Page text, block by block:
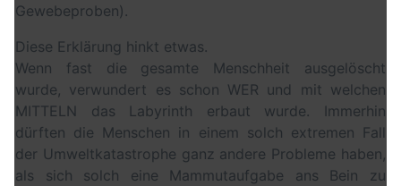
Gewebeproben).
Diese Erklärung hinkt etwas.
Wenn fast die gesamte Menschheit ausgelöscht
wurde, verwundert es schon WER und mit welchen
MITTELN das Labyrinth erbaut wurde. Immerhin
dürften die Menschen in einem solch extremen Fall
der Umweltkatastrophe ganz andere Probleme haben,
als sich solch eine Mammutaufgabe ans Bein zu